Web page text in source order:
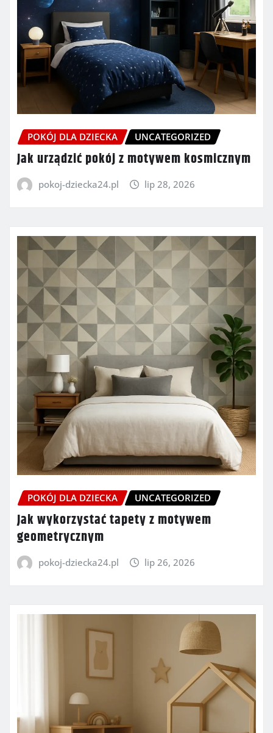
POKÓJ DLA DZIECKA UNCATEGORIZED
Jak urządzić pokój z motywem kosmicznym
pokoj-dziecka24.pl lip 28, 2026
POKÓJ DLA DZIECKA UNCATEGORIZED
Jak wykorzystać tapety z motywem
geometrycznym
pokoj-dziecka24.pl lip 26, 2026